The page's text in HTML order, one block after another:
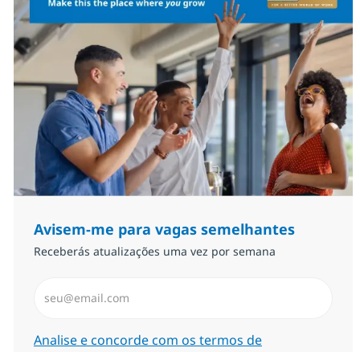
Avisem-me para vagas semelhantes
Receberás atualizações uma vez por semana
Required
Analise e concorde com os termos de